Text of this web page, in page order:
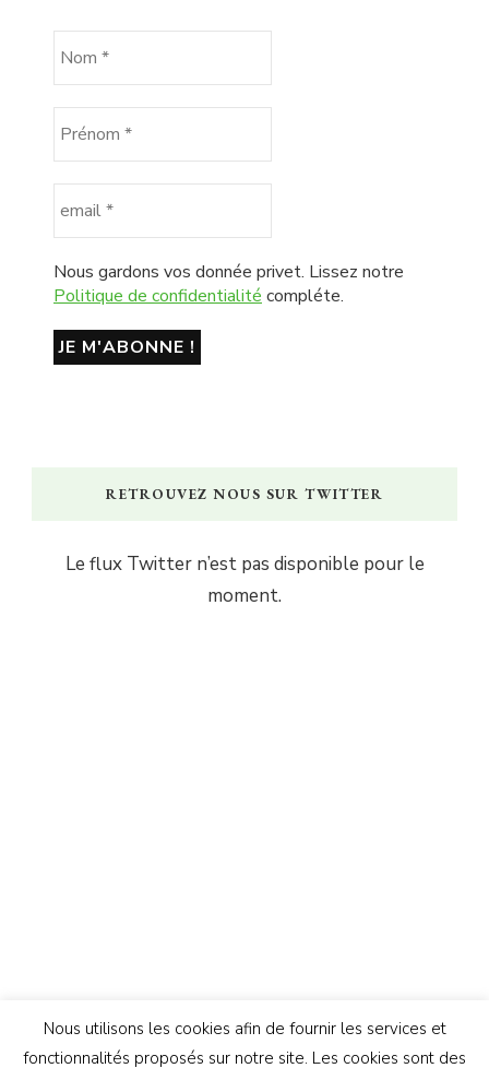
Nous gardons vos donnée privet. Lissez notre
Politique de confidentialité compléte.
RETROUVEZ NOUS SUR TWITTER
Le flux Twitter n’est pas disponible pour le
moment.
Nous utilisons les cookies afin de fournir les services et
fonctionnalités proposés sur notre site. Les cookies sont des